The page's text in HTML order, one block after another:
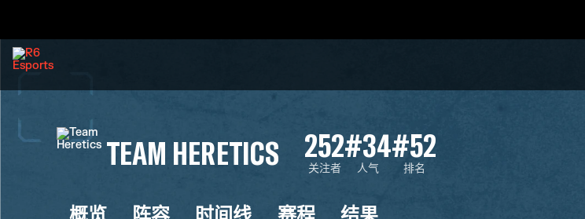
TEAM HERETICS 252
关注者
#34
人气
#52
排名
概览 阵容 时间线 赛程 结果